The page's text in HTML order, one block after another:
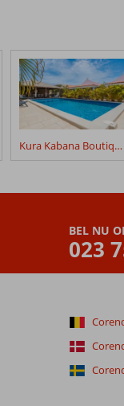
Kura Kabana Boutique Resort
BEL NU
023